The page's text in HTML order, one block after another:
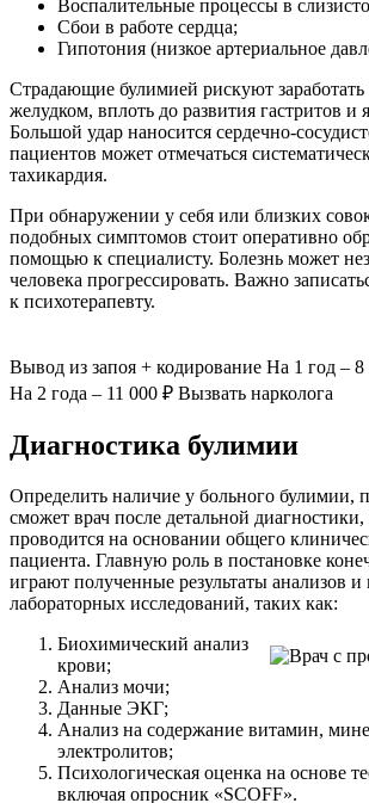
Воспалительные процессы в
Сбои в работе сердца;
Гипотония (низкое артериальное
Страдающие булимией рискуют
желудком, вплоть до развития гастритов и
Большой удар наносится сердечно-
пациентов может отмечаться
тахикардия.
При обнаружении у себя или близких
подобных симптомов стоит оперативно
помощью к специалисту. Болезнь может
человека прогрессировать. Важно
к психотерапевту.
Вывод из запоя + кодирование На 1 год – 8
На 2 года – 11 000 ₽ Вызвать нарколога
Диагностика булимии
Определить наличие у больного булимии,
сможет врач после детальной диагностики,
проводится на основании общего
пациента. Главную роль в постановке
играют полученные результаты анализов
лабораторных исследований, таких как:
Биохимический анализ
крови;
Анализ мочи;
Данные ЭКГ;
Анализ на содержание витамин,
электролитов;
Психологическая оценка на основе
включая опросник «SCOFF».